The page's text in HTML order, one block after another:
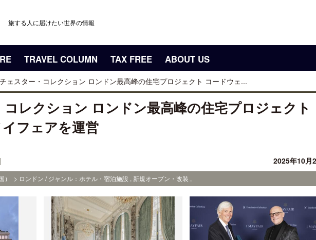
旅する人に届けたい世界の情報
TRAVEL COLUMN TAX FREE ABOUT US
チェスター・コレクション ロンドン最高峰の住宅プロジェクト コードウェ...
コレクション ロンドン最高峰の住宅プロジェクト
フェアを運営
2025年10月
） > ロンドン / ジャンル：ホテル・宿泊施設 , 新規オープン・改装 ,